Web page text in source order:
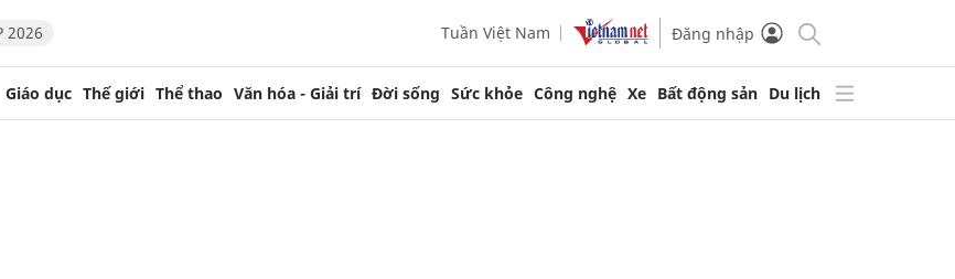
2026 Tuần Việt Nam Đăng nhập
Giáo dục Thế giới Thể thao Văn hóa - Giải trí Đời sống Sức khỏe Công nghệ Xe Bất động sản Du lịch